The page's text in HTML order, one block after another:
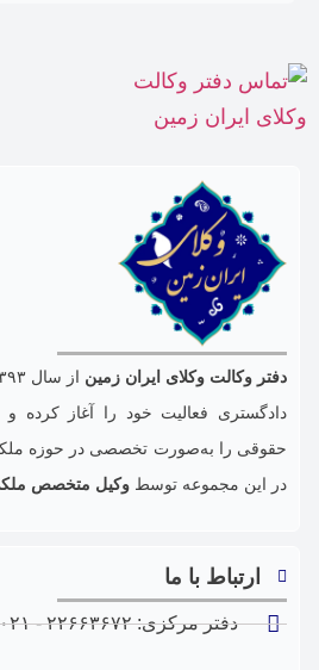
دفتر وکالت وکلای ایران زمین
دادگستری فعالیت خود را آغاز کرده
حقوقی را به‌صورت تخصصی در حوزه‌
در این مجموعه توسط وکیل متخصص
ارتباط با ما
دفتر مرکزی: ۲۲۶۶۳۶۷۲ - ۰۲۱